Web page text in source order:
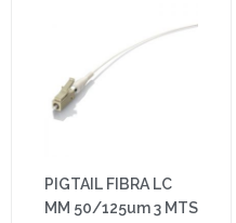
PIGTAIL FIBRA LC
MM 50/125um 3 MTS